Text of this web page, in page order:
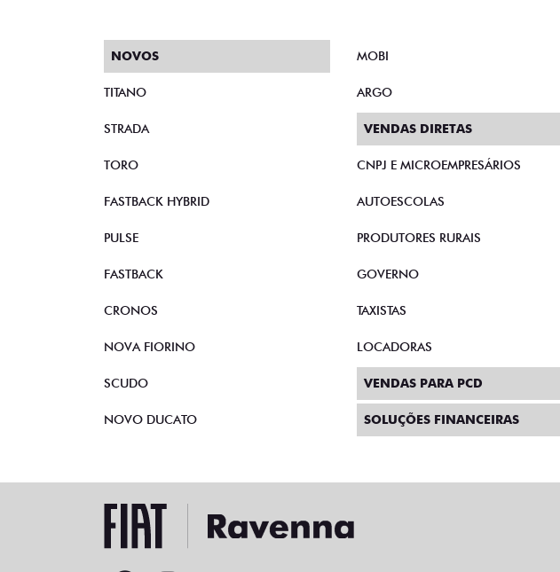
NOVOS
TITANO
STRADA
TORO
FASTBACK HYBRID
PULSE
FASTBACK
CRONOS
NOVA FIORINO
SCUDO
NOVO DUCATO
MOBI
ARGO
VENDAS DIRETAS
CNPJ E MICROEMPRESÁRIOS
AUTOESCOLAS
PRODUTORES RURAIS
GOVERNO
TAXISTAS
LOCADORAS
VENDAS PARA PCD
SOLUÇÕES FINANCEIRAS